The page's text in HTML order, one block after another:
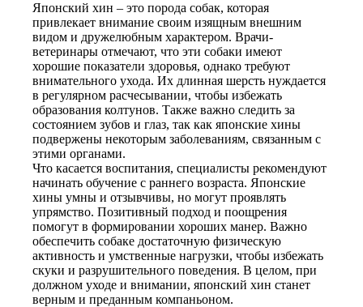
Японский хин – это порода собак, которая
привлекает внимание своим изящным внешним
видом и дружелюбным характером. Врачи-
ветеринары отмечают, что эти собаки имеют
хорошие показатели здоровья, однако требуют
внимательного ухода. Их длинная шерсть нуждается
в регулярном расчесывании, чтобы избежать
образования колтунов. Также важно следить за
состоянием зубов и глаз, так как японские хины
подвержены некоторым заболеваниям, связанным с
этими органами.
Что касается воспитания, специалисты рекомендуют
начинать обучение с раннего возраста. Японские
хины умны и отзывчивы, но могут проявлять
упрямство. Позитивный подход и поощрения
помогут в формировании хороших манер. Важно
обеспечить собаке достаточную физическую
активность и умственные нагрузки, чтобы избежать
скуки и разрушительного поведения. В целом, при
должном уходе и внимании, японский хин станет
верным и преданным компаньоном.